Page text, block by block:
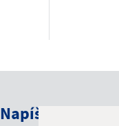
Napíšte nám: